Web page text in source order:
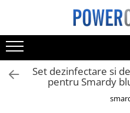
Toate Produsele
Sisteme filtrare apa
Sisteme filtrare apa
Set dezinfectare si
pentru Smardy